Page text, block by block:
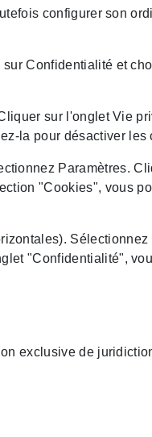
configurer son
Confidentialité et
sur l'onglet Vie
la pour désactiver les
Paramètres.
"Cookies", vous
Sélectionnez
"Confidentialité",
exclusive de